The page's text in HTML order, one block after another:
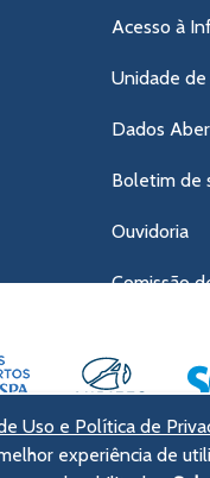
Acesso à
Unidade de
Dados
Boletim de
Ouvidoria
Comissão
Uso e Política de
experiência de